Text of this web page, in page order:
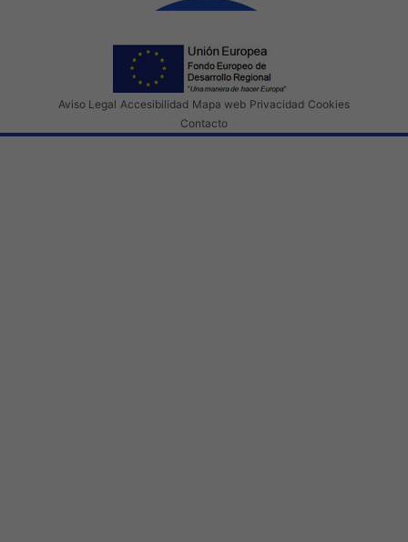
Aviso Legal Accesibilidad Mapa web Privacidad Cookies
Contacto